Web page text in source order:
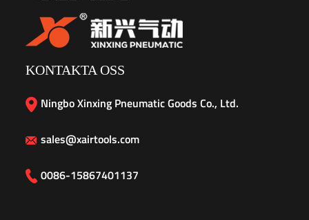
KONTAKTA OSS
Ningbo Xinxing Pneumatic Goods Co., Ltd.
sales@xairtools.com
0086-15867401137